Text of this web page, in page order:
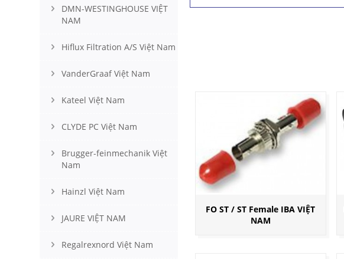
DMN-WESTINGHOUSE VIỆT
NAM
Hiflux Filtration A/S Việt Nam
VanderGraaf Việt Nam
Kateel Việt Nam
CLYDE PC Việt Nam
Brugger-feinmechanik Việt
Nam
Hainzl Việt Nam
JAURE VIỆT NAM
Regalrexnord Việt Nam
FO ST / ST Female IBA VIỆT
NAM